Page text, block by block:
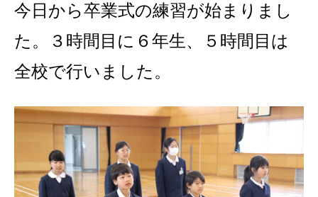
今日から卒業式の練習が始まりまし
た。３時間目に６年生、５時間目は
全校で行いました。